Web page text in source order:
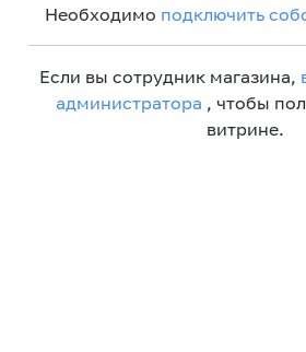
Необходимо подключить
Если вы сотрудник магазина,
администратора , чтобы
витрине.